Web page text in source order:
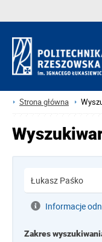
Strona główna
Informacje
Zakres